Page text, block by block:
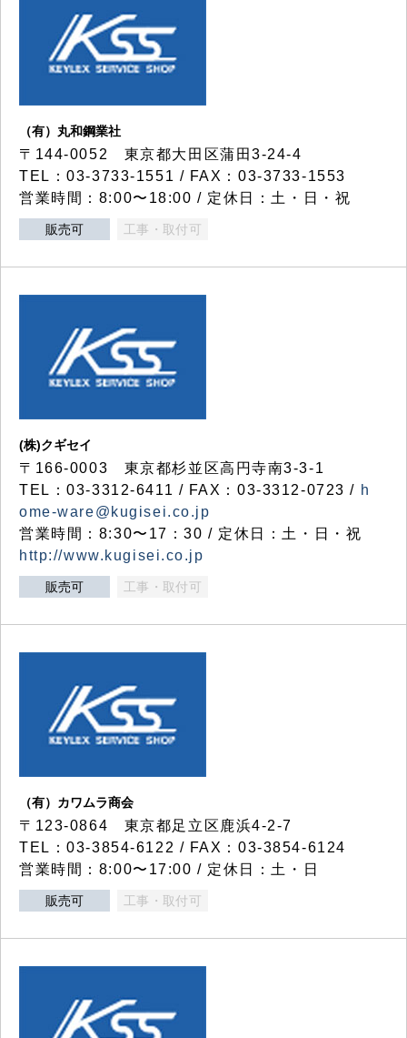
（有）丸和鋼業社
〒144-0052 東京都大田区蒲田3-24-4
TEL：03-3733-1551 / FAX：03-3733-1553
営業時間：8:00〜18:00 / 定休日：土・日・祝
販売可 工事・取付可
(株)クギセイ
〒166-0003 東京都杉並区高円寺南3-3-1
TEL：03-3312-6411 / FAX：03-3312-0723 / h
ome-ware@kugisei.co.jp
営業時間：8:30〜17：30 / 定休日：土・日・祝
http://www.kugisei.co.jp
販売可 工事・取付可
（有）カワムラ商会
〒123-0864 東京都足立区鹿浜4-2-7
TEL：03-3854-6122 / FAX：03-3854-6124
営業時間：8:00〜17:00 / 定休日：土・日
販売可 工事・取付可